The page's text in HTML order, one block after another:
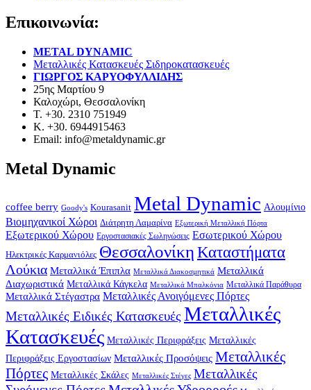
Επικοινωνία:
METAL DYNAMIC
Μεταλλικές Κατασκευές Σιδηροκατασκευές
ΓΙΩΡΓΟΣ ΚΑΡΥΟΦΥΛΛΙΔΗΣ
25ης Μαρτίου 9
Καλοχώρι, Θεσσαλονίκη
Τ. +30. 2310 751949
Κ. +30. 6944915463
Email: info@metaldynamic.gr
Metal Dynamic
coffee berry Goody's Kourasanit Metal Dynamic Αλουμίνιο
Βιομηχανικοί Χώροι Διάτρητη Λαμαρίνα Εξωτερική Μεταλλική Πόρτα
Εξωτερικού Χώρου Εργοστασιακές Σωληνώσεις Εσωτερικού Χώρου
Ηλεκτρικές Καρμανιόλες Θεσσαλονίκη Καταστήματα
Λούκια Μεταλλικά Έπιπλα Μεταλλικά Διακοσμητικά Μεταλλικά
Διαχωριστικά Μεταλλικά Κάγκελα Μεταλλικά Μπαλκόνια Μεταλλικά Παράθυρα
Μεταλλικά Στέγαστρα Μεταλλικές Ανοιγόμενες Πόρτες
Μεταλλικές Ειδικές Κατασκευές Μεταλλικές
Κατασκευές Μεταλλικές Περιφράξεις Μεταλλικές
Περιφράξεις Εργοστασίων Μεταλλικές Προσόψεις Μεταλλικές
Πόρτες Μεταλλικές Σκάλες Μεταλλικές Στέγες Μεταλλικές